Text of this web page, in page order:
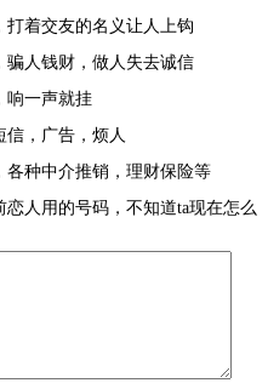
打着交友的名义让人上钩
骗人钱财，做人失去诚信
响一声就挂
信，广告，烦人
各种中介推销，理财保险等
恋人用的号码，不知道ta现在怎么